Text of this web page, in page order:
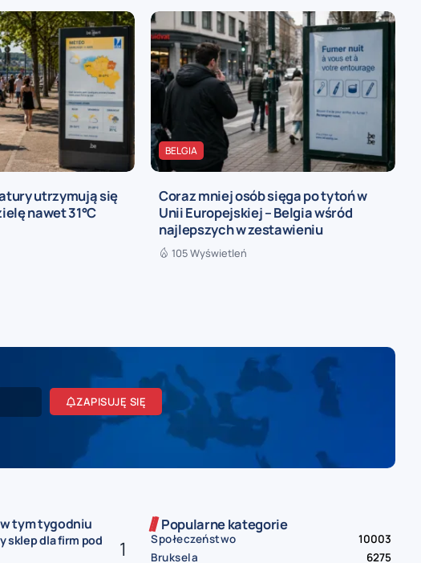
utrzymują się
nawet 31°C
BELGIA
Coraz mniej osób sięga po tytoń w
Unii Europejskiej – Belgia wśród
najlepszych w zestawieniu
105 Wyświetleń
ZAPISUJĘ SIĘ
tym tygodniu
sklep dla firm pod
Popularne kategorie
Społeczeństwo
10003
Bruksela
6275